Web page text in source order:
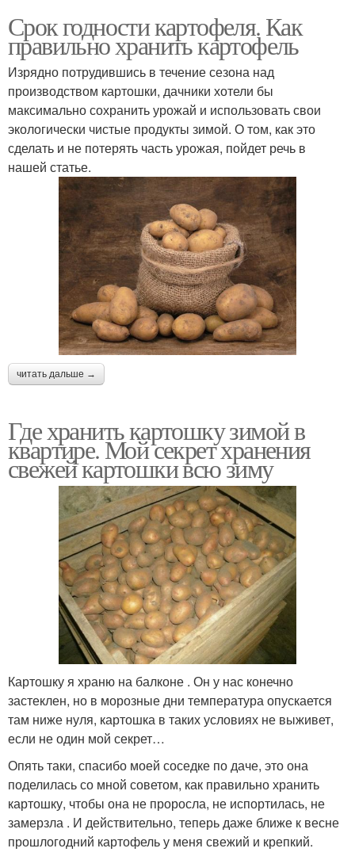
Срок годности картофеля. Как
правильно хранить картофель
Изрядно потрудившись в течение сезона над
производством картошки, дачники хотели бы
максимально сохранить урожай и использовать свои
экологически чистые продукты зимой. О том, как это
сделать и не потерять часть урожая, пойдет речь в
нашей статье.
читать дальше →
Где хранить картошку зимой в
квартире. Мой секрет хранения
свежей картошки всю зиму
Картошку я храню на балконе . Он у нас конечно
застеклен, но в морозные дни температура опускается
там ниже нуля, картошка в таких условиях не выживет,
если не один мой секрет…
Опять таки, спасибо моей соседке по даче, это она
поделилась со мной советом, как правильно хранить
картошку, чтобы она не проросла, не испортилась, не
замерзла . И действительно, теперь даже ближе к весне
прошлогодний картофель у меня свежий и крепкий.